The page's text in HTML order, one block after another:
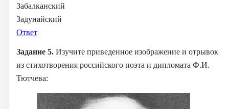
Забалканский
Задунайский
Ответ
Задание 5. Изучите приведенное изображение и отрывок
из стихотворения российского поэта и дипломата Ф.И.
Тютчева: